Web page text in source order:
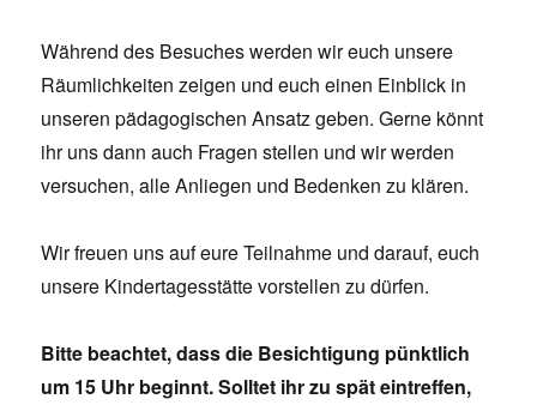
Während des Besuches werden wir euch unsere
Räumlichkeiten zeigen und euch einen Einblick in
unseren pädagogischen Ansatz geben. Gerne könnt
ihr uns dann auch Fragen stellen und wir werden
versuchen, alle Anliegen und Bedenken zu klären.
Wir freuen uns auf eure Teilnahme und darauf, euch
unsere Kindertagesstätte vorstellen zu dürfen.
Bitte beachtet, dass die Besichtigung pünktlich
um 15 Uhr beginnt. Solltet ihr zu spät eintreffen,